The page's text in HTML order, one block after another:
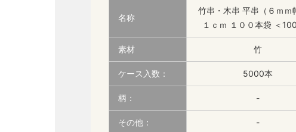
名称
竹串・木串 平串（６ｍｍ
１ｃｍ １００本袋 ＜
素材 竹
ケース入数： 5000本
柄： -
その他： -